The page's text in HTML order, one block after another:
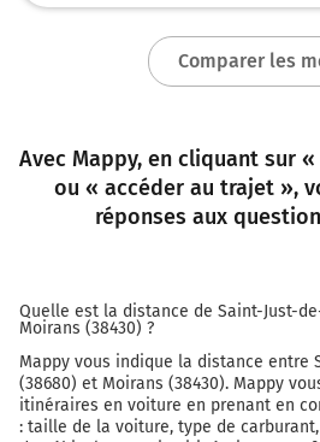
Comparer les
Avec Mappy, en cliquant sur
ou « accéder au trajet »,
réponses aux
Quelle est la distance de Saint-Just-
Moirans (38430) ?
Mappy vous indique la distance entre
(38680) et Moirans (38430). Mappy
itinéraires en voiture en prenant en
: taille de la voiture, type de